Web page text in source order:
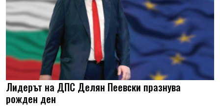
Лидерът на ДПС Делян Пеевски празнува
рожден ден